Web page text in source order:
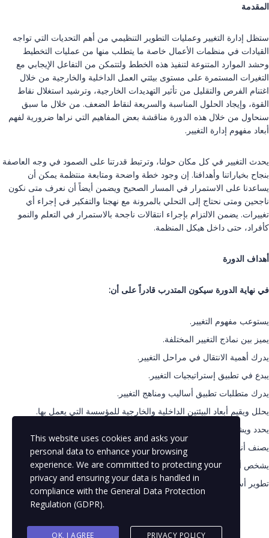
المقدمة
ستظل إدارة التغيير وعمليات التطوير التنظيمي من أهم التحديات التي تواجه
القيادات في منظمات الأعمال خاصة ما يتطلب منها من عمليات التخطيط
وحشد الموارد المتنوعة لتنفيذ هذه الخطط ولتتمكن من التفاعل الإيجابي مع
التغيرات المستمرة على مستوى بيئتي العمل الداخلية والخارجية من خلال
اغتنام الفرص والتقليل من تأثير التهديدات الخارجية، وترشيد استغلال نقاط
القوة، وإيجاد الحلول المناسبة والسريعة لنقاط الضعف. من خلال ما سبق
سنحاول من خلال هذه الدورة مناقشة بعض المفاهيم التي نراها ضرورية لفهم
أبعاد مفهوم إدارة التغيير.
يحدث التغيير في كل مكان حولنا، وترتبط قدرتنا على الصمود في وجه العاصفة
بنجاح بخياراتنا وأهدافنا. إن وجود خطة واضحة ومتابعة منتظمة يمكن أن
يساعدنا على الاستمرار في المسار الصحيح ويضمن أيضاً أن نعرف متى نكون
ناجحين ومتى نحتاج إلى التحلي بالمرونة مع نهجنا والتفكير في إجراء أي
تغييرات. يضمن الالتزام بإجراء انتقالات ناجحة بالاستمرار في التعلم والنمو
كأفراد، حتى داخل هيكل المنظمة.
أهداف الدورة
في نهاية الدورة سيكون المتدرب قادراً على أن:
يستوعب مفهوم التغيير.
يميز بين نماذج التغيير المختلفة.
يدرك أهمية الانتقال في مراحل التغيير.
يبدع في تطبيق إستراتيجيات التغيير.
يدرك متطلبات تطبيق أساليب ومناهج التغيير.
يحلل ويقيم أبعاد البيئتين الداخلية والخارجية للمؤسسة التي يعمل بها.
يحدد ويشخص فرص التغيير المتاحة والتحديات المحتملة للمؤسسة.
يصنف أنماط وسلوك الأفراد نحو التغيير.
يشخص أسباب مقاومة التغيير لدى الأفراد.
تطوير أساليب وبدائل التعامل للتكيف ومقاومة التغيير ودمج الموظفين.
This website uses cookies and asks your
personal data to enhance your browsing
experience. We are committed to protecting your
privacy and ensuring your data is handled in
compliance with the General Data Protection
Regulation (GDPR).
OK, I AGREE PRIVACY POLICY